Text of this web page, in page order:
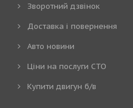
Зворотний дзвінок
Доставка і повернення
Авто новини
Ціни на послуги СТО
Купити двигун б/в